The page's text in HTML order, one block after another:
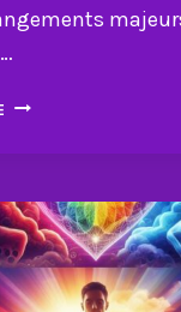
COMMENT
EN
11
ÉTAPES
CLÉS